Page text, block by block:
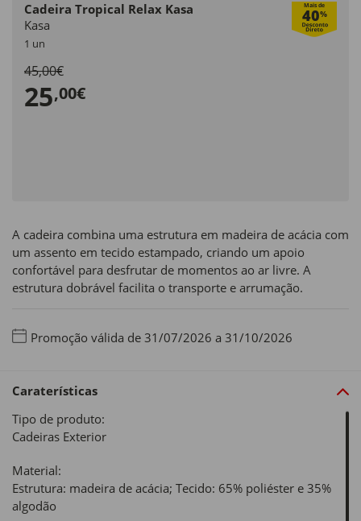
Cadeira Tropical Relax Kasa Mais de
40%
Kasa
1 un
45,00€
25,00€
A cadeira combina uma estrutura em madeira de acácia com
um assento em tecido estampado, criando um apoio
confortável para desfrutar de momentos ao ar livre. A
estrutura dobrável facilita o transporte e arrumação.
Promoção válida de 31/07/2026 a 31/10/2026
Caraterísticas
Tipo de produto:
Cadeiras Exterior
Material:
Estrutura: madeira de acácia; Tecido: 65% poliéster e 35%
algodão